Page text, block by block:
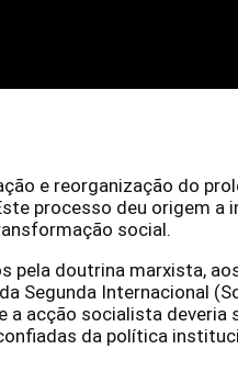
e reorganização do
processo deu origem a
social.
pela doutrina marxista,
Segunda Internacional
acção socialista
da política